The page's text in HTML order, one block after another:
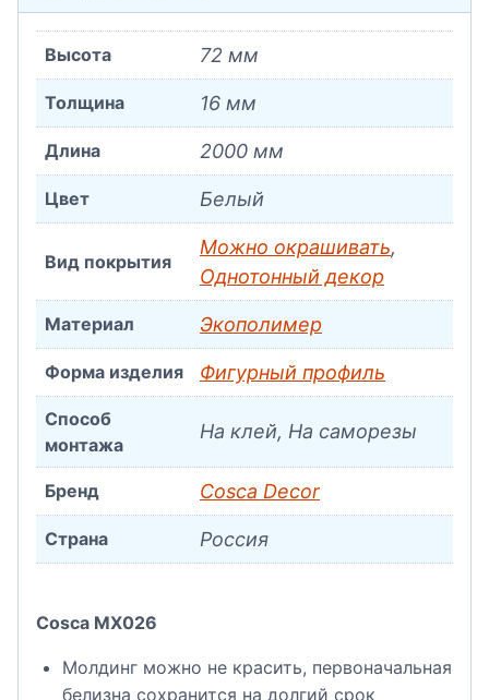
Высота 72 мм
Толщина 16 мм
Длина 2000 мм
Цвет Белый
Вид покрытия
Можно окрашивать,
Однотонный декор
Материал Экополимер
Форма изделия Фигурный профиль
Способ
монтажа
На клей, На саморезы
Бренд Cosca Decor
Страна Россия
Cosca MX026
Молдинг можно не красить, первоначальная
белизна сохранится на долгий срок